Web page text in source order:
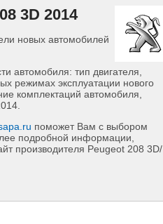
3D 2014
новых автомобилей
автомобиля: тип двигателя,
режимах эксплуатации нового
комплектаций автомобиля,
поможет Вам с выбором
подробной информации,
производителя Peugeot 208 3D/